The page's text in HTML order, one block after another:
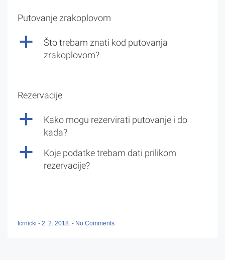
Putovanje zrakoplovom
a
Što trebam znati kod putovanja
zrakoplovom?
Rezervacije
a
Kako mogu rezervirati putovanje i do
kada?
a
Koje podatke trebam dati prilikom
rezervacije?
tcrnicki - 2. 2. 2018. - No Comments